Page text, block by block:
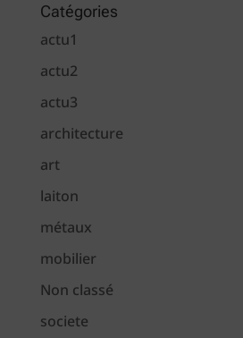
Catégories
actu1
actu2
actu3
architecture
art
laiton
métaux
mobilier
Non classé
societe